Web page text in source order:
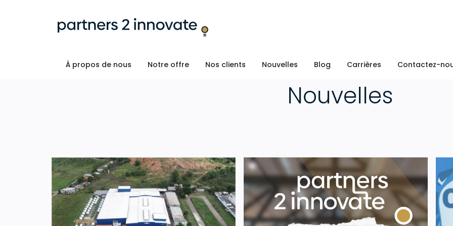
À propos de nous Notre offre Nos clients Nouvelles Blog Carrières Contactez-
Nouvelles